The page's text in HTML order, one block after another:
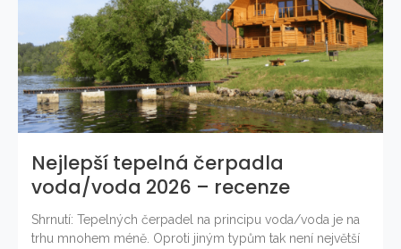
Nejlepší tepelná čerpadla
voda/voda 2026 – recenze
Shrnutí: Tepelných čerpadel na principu voda/voda je na
trhu mnohem méně. Oproti jiným typům tak není největší